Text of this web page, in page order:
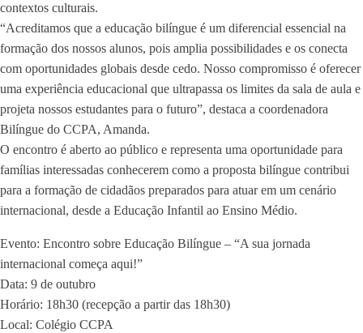
contextos culturais.
“Acreditamos que a educação bilíngue é um diferencial essencial na
formação dos nossos alunos, pois amplia possibilidades e os conecta
com oportunidades globais desde cedo. Nosso compromisso é oferecer
uma experiência educacional que ultrapassa os limites da sala de aula e
projeta nossos estudantes para o futuro”, destaca a coordenadora
Bilíngue do CCPA, Amanda.
O encontro é aberto ao público e representa uma oportunidade para
famílias interessadas conhecerem como a proposta bilíngue contribui
para a formação de cidadãos preparados para atuar em um cenário
internacional, desde a Educação Infantil ao Ensino Médio.
Evento: Encontro sobre Educação Bilíngue – “A sua jornada
internacional começa aqui!”
Data: 9 de outubro
Horário: 18h30 (recepção a partir das 18h30)
Local: Colégio CCPA